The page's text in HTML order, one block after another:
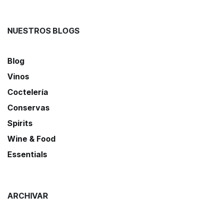
NUESTROS BLOGS
Blog
Vinos
Coctelería
Conservas
Spirits
Wine & Food
Essentials
ARCHIVAR